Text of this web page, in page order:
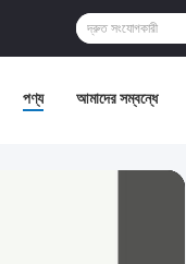
পণ্য আমাদের সম্বন্ধে